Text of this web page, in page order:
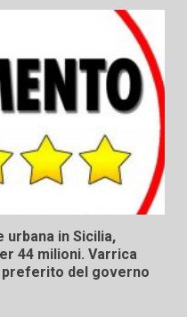
urbana in Sicilia,
44 milioni. Varrica
preferito del governo